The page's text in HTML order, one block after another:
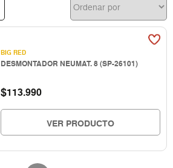
BIG RED
DESMONTADOR NEUMAT. 8 (SP-26101)
$113.990
VER PRODUCTO